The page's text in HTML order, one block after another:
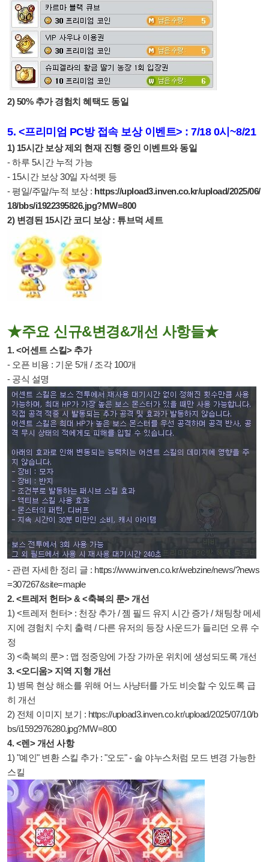
2) 50% 추가 경험치 혜택도 동일
5. <프리미엄 PC방 접속 보상 이벤트> : 7/18 0시~8/21
1) 15시간 보상 제외 현재 진행 중인 이벤트와 동일
- 하루 5시간 누적 가능
- 15시간 보상 30일 자석펫 등
- 평일/주말/누적 보상 : https://upload3.inven.co.kr/upload/2025/06/
18/bbs/i1922395826.jpg?MW=800
2) 변경된 15시간 코디 보상 : 튜브덕 세트
★주요 신규&변경&개선 사항들★
1. <어센트 스킬> 추가
- 오픈 비용 : 기운 5개 / 조각 100개
- 공식 설명
- 관련 자세한 정리 글 : https://www.inven.co.kr/webzine/news/?news
=307267&site=maple
2. <트레저 헌터> & <축복의 룬> 개선
1) <트레저 헌터> : 천장 추가 /젬 필드 유지 시간 증가 / 채팅창 메세
지에 경험치 수치 출력 / 다른 유저의 등장 사운드가 들리던 오류 수
정
3) <축복의 룬> : 맵 정중앙에 가장 가까운 위치에 생성되도록 개선
3. <오디움> 지역 지형 개선
1) 병목 현상 해소를 위해 어느 사냥터를 가도 비슷할 수 있도록 급
히 개선
2) 전체 이미지 보기 : https://upload3.inven.co.kr/upload/2025/07/10/b
bs/i1592976280.jpg?MW=800
4. <렌> 개선 사항
1) "예인" 변환 스킬 추가 : "오도" - 솔 야누스처럼 모드 변경 가능한
스킬